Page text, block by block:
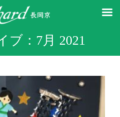
ブ： 7月 2021